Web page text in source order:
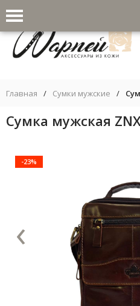
Главная / Сумки мужские /
Сумка мужская
-23%
‹